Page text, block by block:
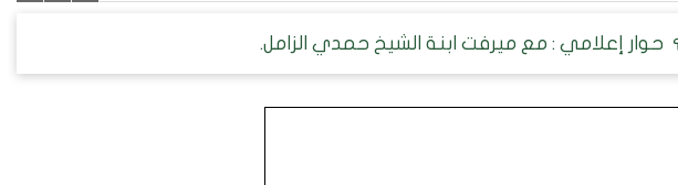
حوار إعلامي : مع ميرفت ابنة الشيخ حمدي الزامل.